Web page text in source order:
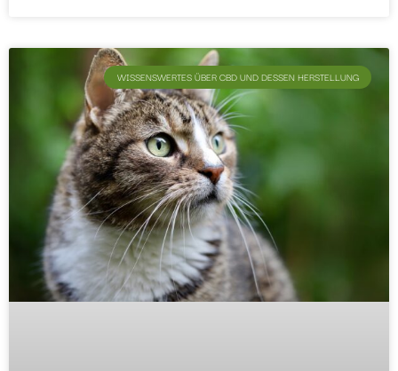
WISSENSWERTES ÜBER CBD UND DESSEN HERSTELLUNG